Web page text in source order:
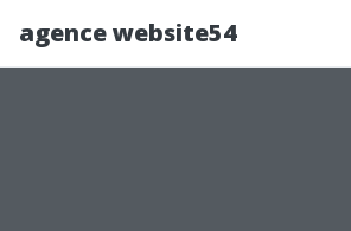
agence website54